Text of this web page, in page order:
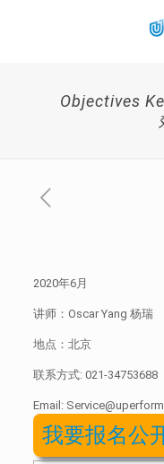
Objectives
2020年6月
讲师：Oscar Yang 杨瑞
地点：北京
联系方式: 021-34753688
Email:
我要报名公